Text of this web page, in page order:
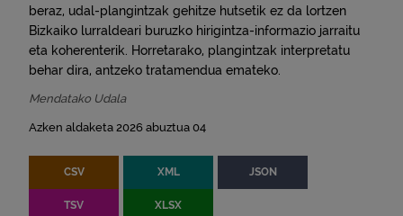
beraz, udal-plangintzak gehitze hutsetik ez da lortzen
Bizkaiko lurraldeari buruzko hirigintza-informazio jarraitu
eta koherenterik. Horretarako, plangintzak interpretatu
behar dira, antzeko tratamendua emateko.
Mendatako Udala
Azken aldaketa 2026 abuztua 04
CSV XML JSON
TSV XLSX